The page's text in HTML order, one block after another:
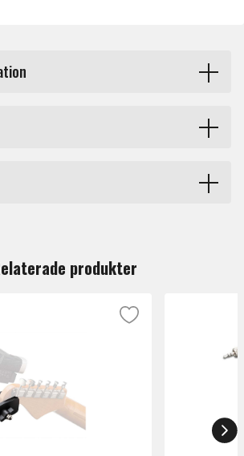
för att skyddet ska hålla
Skyddar rattar och faders som damm,
produkter